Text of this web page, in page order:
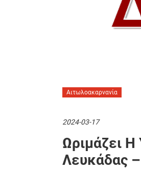
Αιτωλοακαρνανία
2024-03-17
Ωριμάζει Η
Λευκάδας